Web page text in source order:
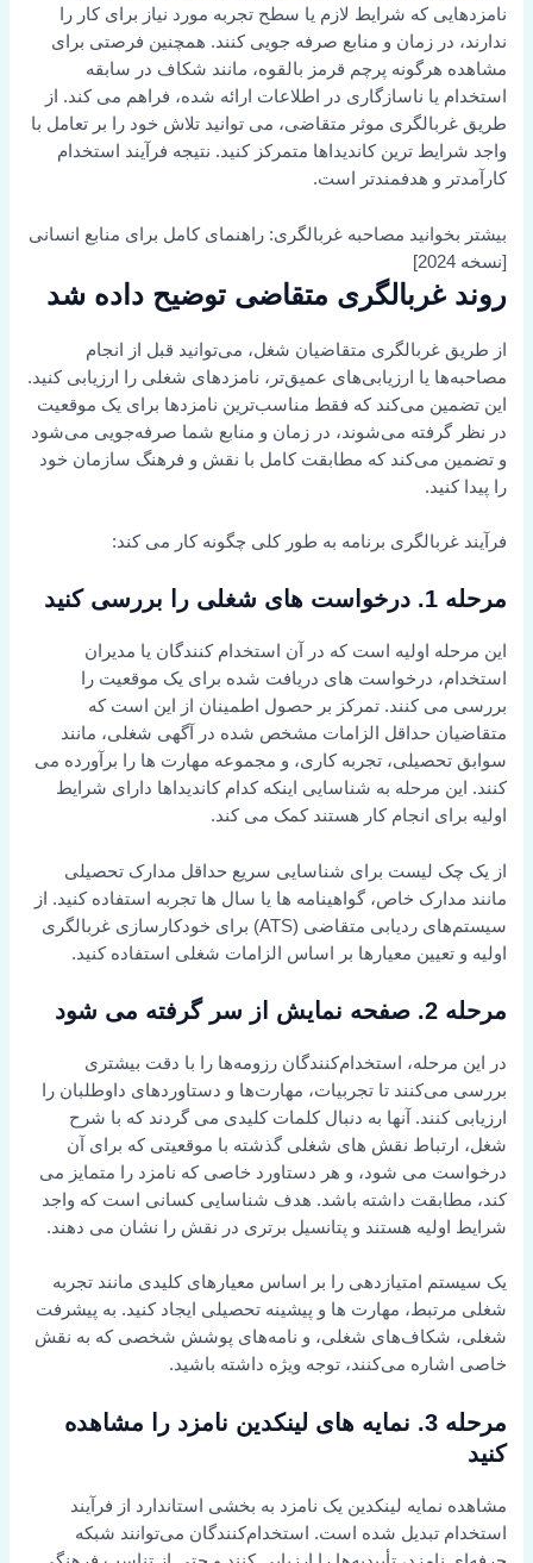
نامزدهایی که شرایط لازم یا سطح تجربه مورد نیاز برای کار را
ندارند، در زمان و منابع صرفه جویی کنند. همچنین فرصتی برای
مشاهده هرگونه پرچم قرمز بالقوه، مانند شکاف در سابقه
استخدام یا ناسازگاری در اطلاعات ارائه شده، فراهم می کند. از
طریق غربالگری موثر متقاضی، می توانید تلاش خود را بر تعامل با
واجد شرایط ترین کاندیداها متمرکز کنید. نتیجه فرآیند استخدام
کارآمدتر و هدفمندتر است.
بیشتر بخوانید مصاحبه غربالگری: راهنمای کامل برای منابع انسانی
[نسخه 2024]
روند غربالگری متقاضی توضیح داده شد
از طریق غربالگری متقاضیان شغل، می‌توانید قبل از انجام
مصاحبه‌ها یا ارزیابی‌های عمیق‌تر، نامزدهای شغلی را ارزیابی کنید.
این تضمین می‌کند که فقط مناسب‌ترین نامزدها برای یک موقعیت
در نظر گرفته می‌شوند، در زمان و منابع شما صرفه‌جویی می‌شود
و تضمین می‌کند که مطابقت کامل با نقش و فرهنگ سازمان خود
را پیدا کنید.
فرآیند غربالگری برنامه به طور کلی چگونه کار می کند:
مرحله 1. درخواست های شغلی را بررسی کنید
این مرحله اولیه است که در آن استخدام کنندگان یا مدیران
استخدام، درخواست های دریافت شده برای یک موقعیت را
بررسی می کنند. تمرکز بر حصول اطمینان از این است که
متقاضیان حداقل الزامات مشخص شده در آگهی شغلی، مانند
سوابق تحصیلی، تجربه کاری، و مجموعه مهارت ها را برآورده می
کنند. این مرحله به شناسایی اینکه کدام کاندیداها دارای شرایط
اولیه برای انجام کار هستند کمک می کند.
از یک چک لیست برای شناسایی سریع حداقل مدارک تحصیلی
مانند مدارک خاص، گواهینامه ها یا سال ها تجربه استفاده کنید. از
سیستم‌های ردیابی متقاضی (ATS) برای خودکارسازی غربالگری
اولیه و تعیین معیارها بر اساس الزامات شغلی استفاده کنید.
مرحله 2. صفحه نمایش از سر گرفته می شود
در این مرحله، استخدام‌کنندگان رزومه‌ها را با دقت بیشتری
بررسی می‌کنند تا تجربیات، مهارت‌ها و دستاوردهای داوطلبان را
ارزیابی کنند. آنها به دنبال کلمات کلیدی می گردند که با شرح
شغل، ارتباط نقش های شغلی گذشته با موقعیتی که برای آن
درخواست می شود، و هر دستاورد خاصی که نامزد را متمایز می
کند، مطابقت داشته باشد. هدف شناسایی کسانی است که واجد
شرایط اولیه هستند و پتانسیل برتری در نقش را نشان می دهند.
یک سیستم امتیازدهی را بر اساس معیارهای کلیدی مانند تجربه
شغلی مرتبط، مهارت ها و پیشینه تحصیلی ایجاد کنید. به پیشرفت
شغلی، شکاف‌های شغلی، و نامه‌های پوشش شخصی که به نقش
خاصی اشاره می‌کنند، توجه ویژه داشته باشید.
مرحله 3. نمایه های لینکدین نامزد را مشاهده
کنید
مشاهده نمایه لینکدین یک نامزد به بخشی استاندارد از فرآیند
استخدام تبدیل شده است. استخدام‌کنندگان می‌توانند شبکه